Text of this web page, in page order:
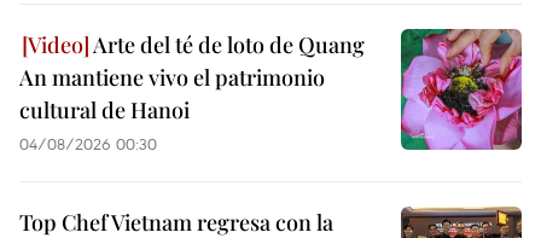
Arte del té de loto de Quang
An mantiene vivo el patrimonio
cultural de Hanoi
04/08/2026 00:30
Top Chef Vietnam regresa con la